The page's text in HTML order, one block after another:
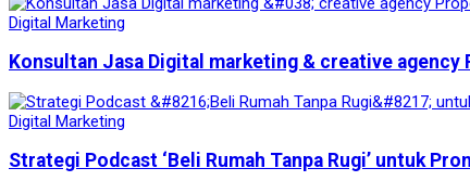
Digital Marketing
Konsultan Jasa Digital marketing & creative
Digital Marketing
Strategi Podcast ‘Beli Rumah Tanpa Rugi’ untuk